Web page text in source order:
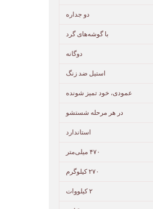
دو جداره
با گوشه‌های گرد
دوگانه
استیل ضد زنگ
عمودی، خود تمیز شونده
در هر مرحله شستشو
استاندارد
۴۷۰ میلی‌متر
۲۷۰ کیلوگرم
۲ کیلووات